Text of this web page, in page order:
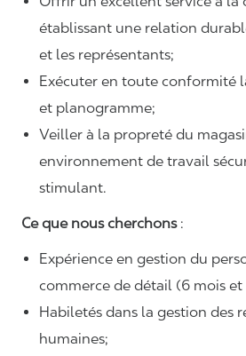
établissant une relation
et les représentants;
Exécuter en toute conformité
et planogramme;
Veiller à la propreté du
environnement de travail
stimulant.
Ce que nous cherchons :
Expérience en gestion du
commerce de détail (6 mois et
Habiletés dans la gestion des
humaines;